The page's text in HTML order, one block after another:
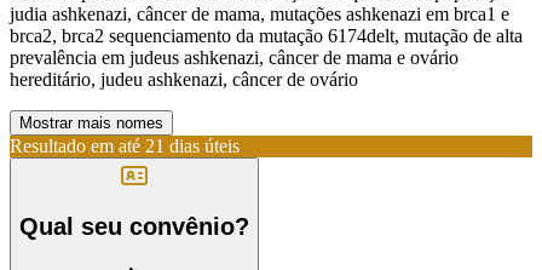
judia ashkenazi, câncer de mama, mutações ashkenazi em brca1 e
brca2, brca2 sequenciamento da mutação 6174delt, mutação de alta
prevalência em judeus ashkenazi, câncer de mama e ovário
hereditário, judeu ashkenazi, câncer de ovário
Mostrar mais nomes
Resultado em até 21 dias úteis
Qual seu convênio?